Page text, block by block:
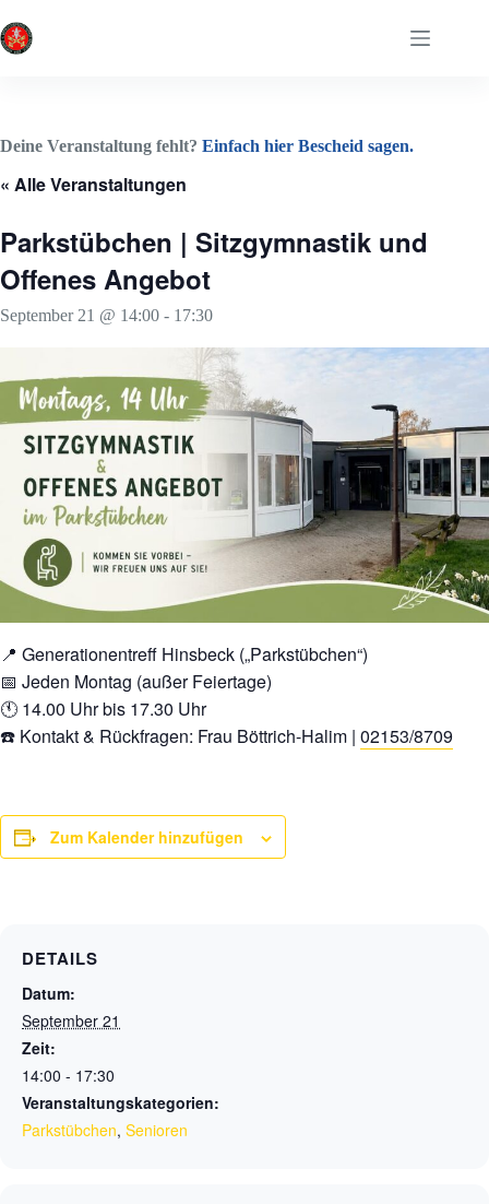
Inhalt
springen
Deine Veranstaltung fehlt? Einfach hier Bescheid sagen.
« Alle Veranstaltungen
Parkstübchen | Sitzgymnastik und
Offenes Angebot
September 21 @ 14:00 - 17:30
📍 Generationentreff Hinsbeck („Parkstübchen“)
📅 Jeden Montag (außer Feiertage)
🕚 14.00 Uhr bis 17.30 Uhr
☎️ Kontakt & Rückfragen: Frau Böttrich-Halim | 02153/8709
Zum Kalender hinzufügen
DETAILS
Datum:
September 21
Zeit:
14:00 - 17:30
Veranstaltungskategorien:
Parkstübchen, Senioren